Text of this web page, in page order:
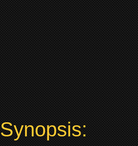
Synopsis: